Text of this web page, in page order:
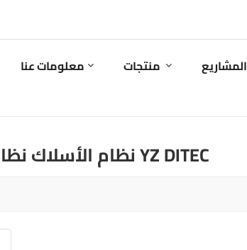
معلومات عنا المشاريع
نظام الأسلاك نظام التحكم المؤازر YZ DITEC